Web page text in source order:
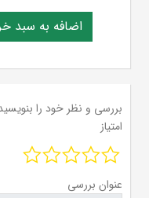
بررسی و نظر خود را
امتیاز
عنوان بررسی